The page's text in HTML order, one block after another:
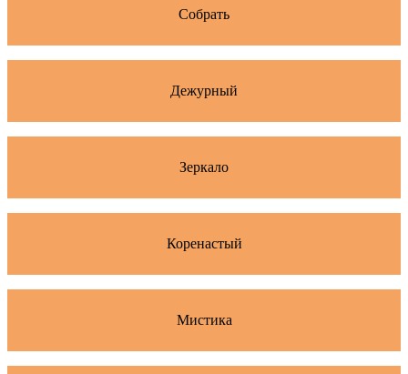
Собрать
Дежурный
Зеркало
Коренастый
Мистика